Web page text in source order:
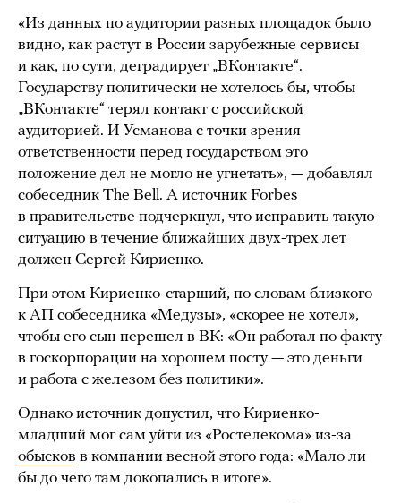
«Из данных по аудитории разных площадок было
видно, как растут в России зарубежные сервисы
и как, по сути, деградирует „ВКонтакте“.
Государству политически не хотелось бы, чтобы
„ВКонтакте“ терял контакт с российской
аудиторией. И Усманова с точки зрения
ответственности перед государством это
положение дел не могло не угнетать», — добавлял
собеседник The Bell. А источник Forbes
в правительстве подчеркнул, что исправить такую
ситуацию в течение ближайших двух-трех лет
должен Сергей Кириенко.
При этом Кириенко-старший, по словам близкого
к АП собеседника «Медузы», «скорее не хотел»,
чтобы его сын перешел в ВК: «Он работал по факту
в госкорпорации на хорошем посту — это деньги
и работа с железом без политики».
Однако источник допустил, что Кириенко-
младший мог сам уйти из «Ростелекома» из-за
обысков в компании весной этого года: «Мало ли
бы до чего там докопались в итоге».